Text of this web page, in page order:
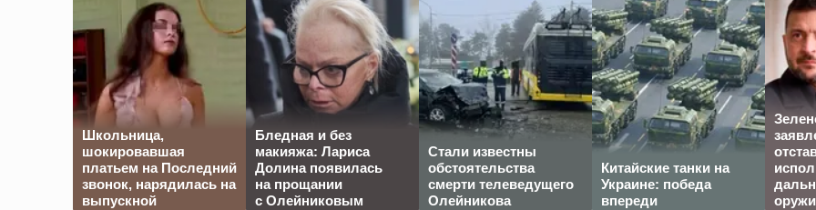
Школьница,
шокировавшая
платьем на Последний
звонок, нарядилась на
выпускной
Бледная и без
макияжа: Лариса
Долина появилась
на прощании
с Олейниковым
Стали известны
обстоятельства
смерти телеведущего
Олейникова
Китайские танки на
Украине: победа
впереди